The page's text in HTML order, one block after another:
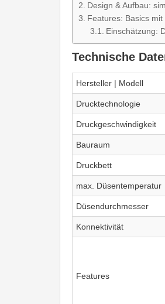
Design & Aufbau:
Features: Basics
Einschätzung:
Technische
Hersteller | Modell
Drucktechnologie
Druckgeschwindigkeit
Bauraum
Druckbett
max. Düsentemperatur
Düsendurchmesser
Konnektivität
Features